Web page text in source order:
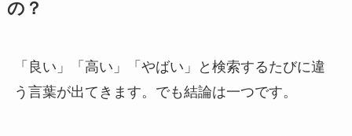
の？
「良い」「高い」「やばい」と検索するたびに違
う言葉が出てきます。でも結論は一つです。